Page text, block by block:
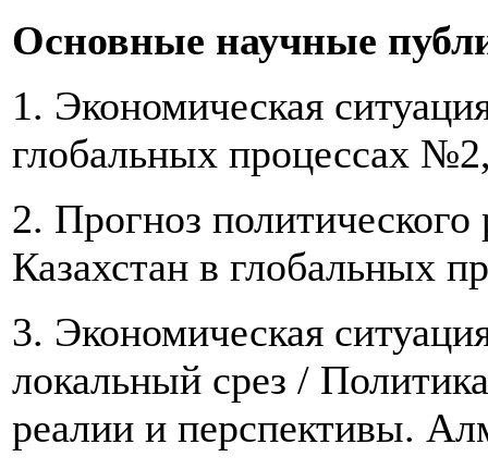
Основные научные
1. Экономическая
глобальных процессах
2. Прогноз
Казахстан в глобальных
3. Экономическая
локальный срез /
реалии и перспективы.